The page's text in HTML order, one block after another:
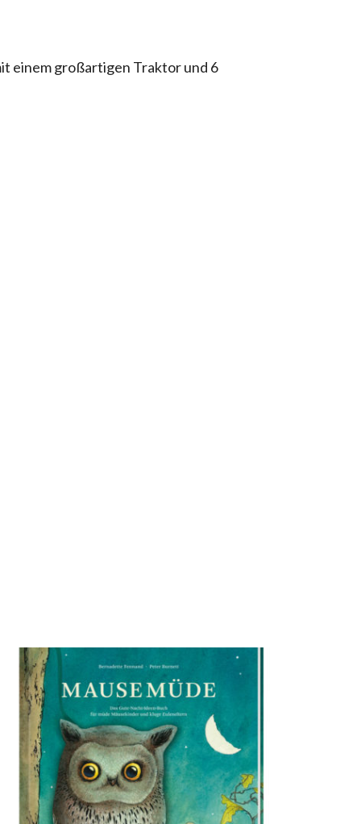
einem großartigen Traktor und 6